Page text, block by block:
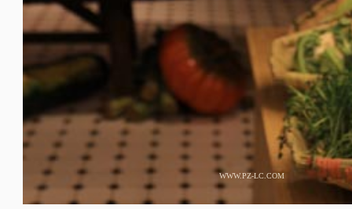
WWW.PZ-LC.COM